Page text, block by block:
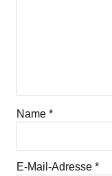
Name *
E-Mail-Adresse *